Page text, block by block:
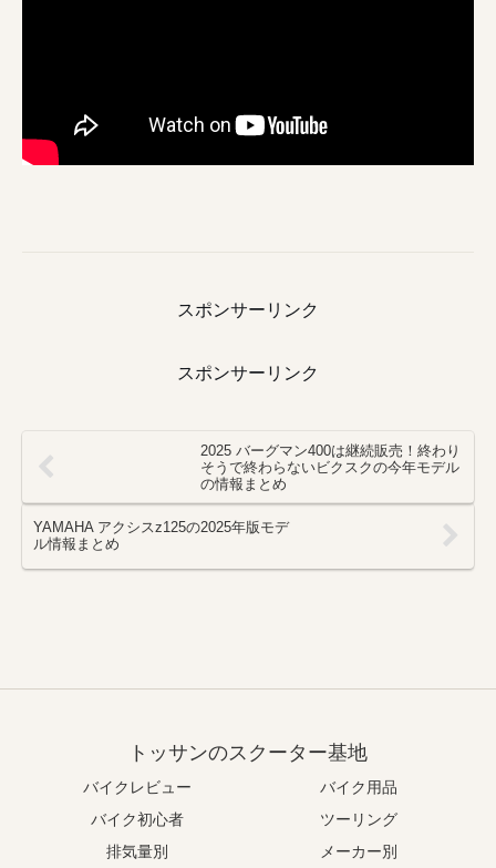
スポンサーリンク
スポンサーリンク
2025 バーグマン400は継続販売！終わり
そうで終わらないビクスクの今年モデル
の情報まとめ
YAMAHA アクシスz125の2025年版モデ
ル情報まとめ
トッサンのスクーター基地
バイクレビュー
バイク用品
バイク初心者
ツーリング
排気量別
メーカー別